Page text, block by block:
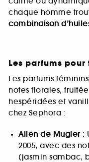
chaque homme
combinaison
Les parfums pour
Les parfums
notes florales,
hespéridées et
chez Sephora :
Alien de Mugler:
2005, avec des
(jasmin sambac,